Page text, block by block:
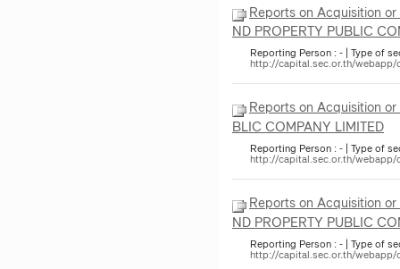
Reports on Acquisition
ND PROPERTY PUBLIC
Reporting Person : - | Type of
http://capital.sec.or.th/
Reports on Acquisition
BLIC COMPANY LIMITED
Reporting Person : - | Type of
http://capital.sec.or.th/
Reports on Acquisition
ND PROPERTY PUBLIC
Reporting Person : - | Type of
http://capital.sec.or.th/